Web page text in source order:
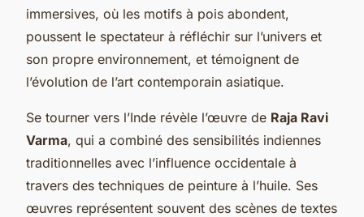
immersives, où les motifs à pois abondent,
poussent le spectateur à réfléchir sur l’univers et
son propre environnement, et témoignent de
l’évolution de l’art contemporain asiatique.
Se tourner vers l’Inde révèle l’œuvre de Raja Ravi
Varma, qui a combiné des sensibilités indiennes
traditionnelles avec l’influence occidentale à
travers des techniques de peinture à l’huile. Ses
œuvres représentent souvent des scènes de textes